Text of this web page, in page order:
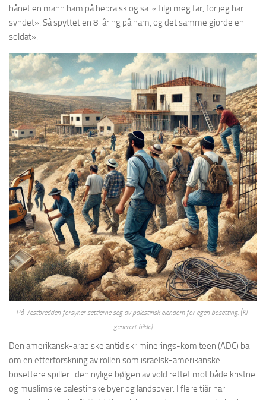
hånet en mann ham på hebraisk og sa: «Tilgi meg far, for jeg har
syndet». Så spyttet en 8-åring på ham, og det samme gjorde en
soldat».
På Vestbredden forsyner settlerne seg av palestinsk eiendom for egen bosetting. (KI-
generert bilde)
Den amerikansk-arabiske antidiskriminerings-komiteen (ADC) ba
om en etterforskning av rollen som israelsk-amerikanske
bosettere spiller i den nylige bølgen av vold rettet mot både kristne
og muslimske palestinske byer og landsbyer. I flere tiår har